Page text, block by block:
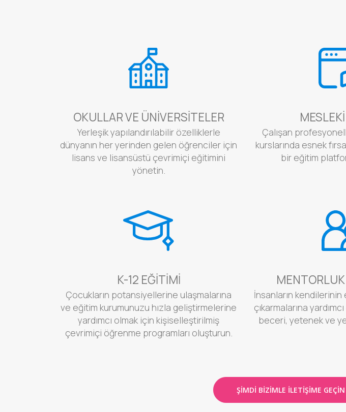
OKULLAR VE ÜNIVERSITELER
Yerleşik yapılandırılabilir özelliklerle
dünyanın her yerinden gelen öğrenciler için
lisans ve lisansüstü çevrimiçi eğitimini
yönetin.
Çalışan
kurslarında esnek
bir eğitim
K-12 EĞITIMI
Çocukların potansiyellerine ulaşmalarına
ve eğitim kurumunuzu hızla geliştirmelerine
yardımcı olmak için kişiselleştirilmiş
çevrimiçi öğrenme programları oluşturun.
İnsanların
çıkarmalarına
beceri, yetenek ve
ŞIMDI BIZIMLE ILETIŞIME